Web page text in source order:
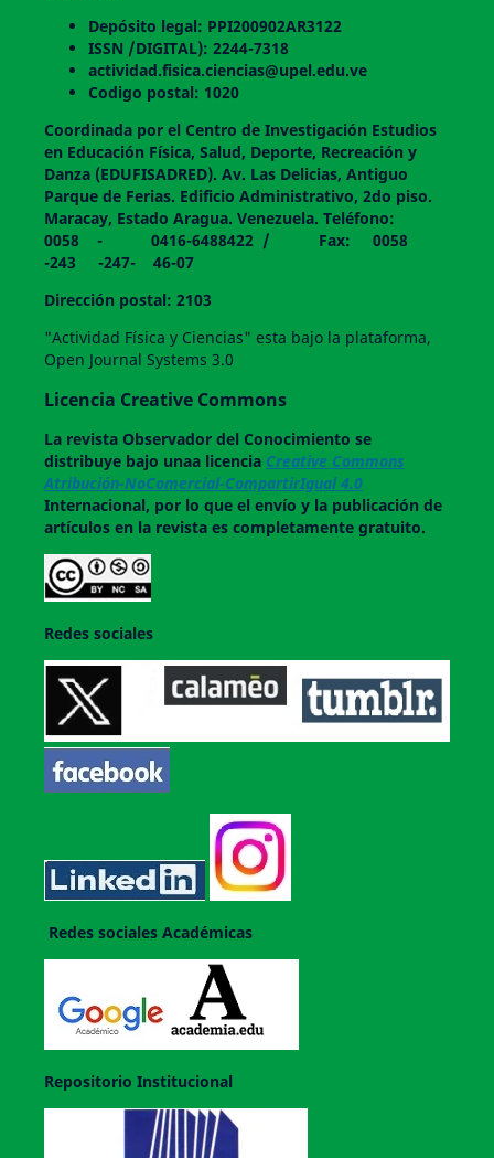
Depósito legal: PPI200902AR3122
ISSN /DIGITAL): 2244-7318
actividad.fisica.ciencias@upel.edu.ve
Codigo postal: 1020
Coordinada por el Centro de Investigación Estudios
en Educación Física, Salud, Deporte, Recreación y
Danza (EDUFISADRED). Av. Las Delicias, Antiguo
Parque de Ferias. Edificio Administrativo, 2do piso.
Maracay, Estado Aragua. Venezuela. Teléfono:
0058 - 0416-6488422 / Fax: 0058
-243 -247- 46-07
Dirección postal: 2103
"Actividad Física y Ciencias" esta bajo la plataforma,
Open Journal Systems 3.0
Licencia Creative Commons
La revistaObservador del Conocimiento se
distribuye bajo unaa licencia Creative Commons
Atribución-NoComercial-CompartirIgual 4.0
Internacional, por lo que el envío y la publicación de
artículos en la revista es completamente gratuito.
Redes sociales
Redes sociales Académicas
Repositorio Institucional